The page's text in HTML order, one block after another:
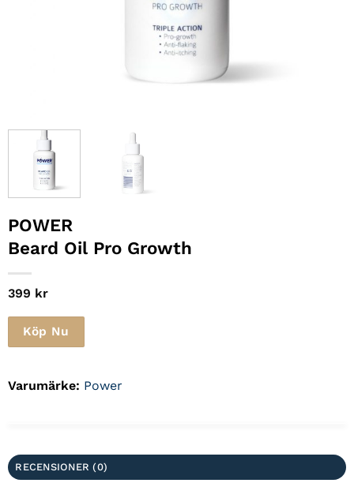
POWER
Beard Oil Pro Growth
399 kr
Köp Nu
Varumärke: Power
RECENSIONER (0)